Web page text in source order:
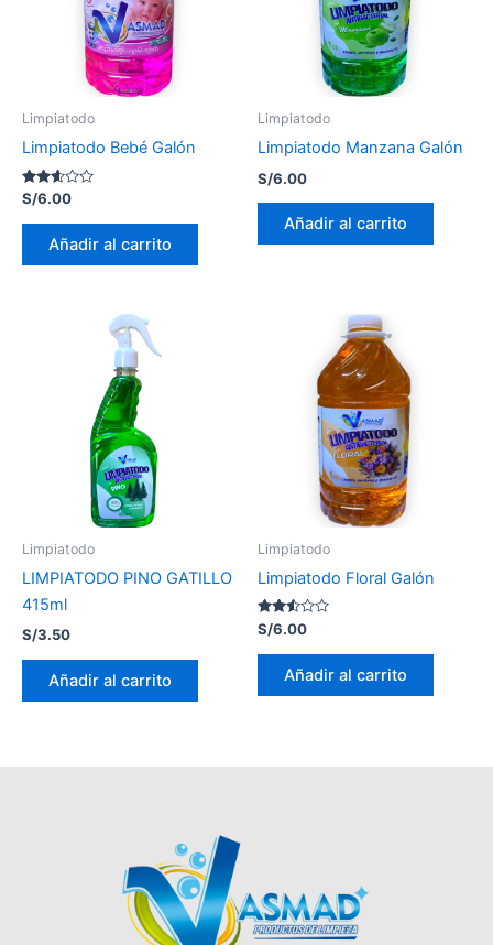
Limpiatodo
Limpiatodo Bebé Galón
Valorado
con
2.51
S/6.00
Añadir al carrito
Limpiatodo
Limpiatodo Manzana Galón
S/6.00
Añadir al carrito
Limpiatodo
LIMPIATODO PINO GATILLO
415ml
S/3.50
Añadir al carrito
Limpiatodo
Limpiatodo Floral Galón
Valorado
con
2.46
S/6.00
Añadir al carrito